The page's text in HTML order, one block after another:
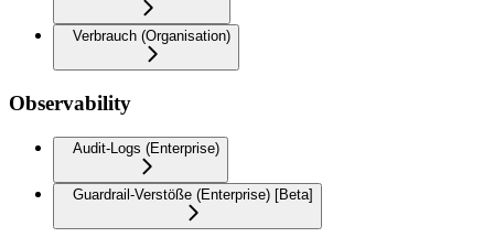
Verbrauch (Organisation)
Observability
Audit-Logs (Enterprise)
Guardrail-Verstöße (Enterprise) [Beta]